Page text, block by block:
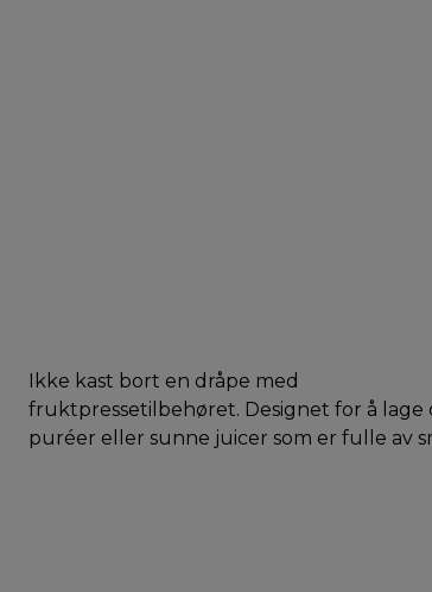
Ikke kast bort en dråpe med
fruktpressetilbehøret. Designet for å lage
puréer eller sunne juicer som er fulle av